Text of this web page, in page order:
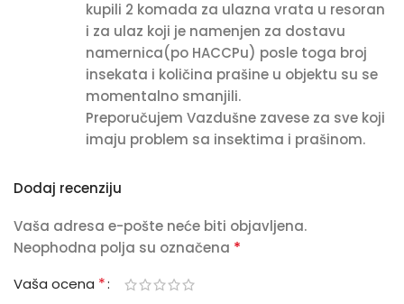
kupili 2 komada za ulazna vrata u resoran
i za ulaz koji je namenjen za dostavu
namernica(po HACCPu) posle toga broj
insekata i količina prašine u objektu su se
momentalno smanjili.
Preporučujem Vazdušne zavese za sve koji
imaju problem sa insektima i prašinom.
Dodaj recenziju
Vaša adresa e-pošte neće biti objavljena.
Neophodna polja su označena *
Vaša ocena *